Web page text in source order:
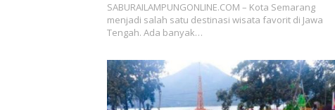
SABURAILAMPUNGONLINE.COM – Kota Semarang
menjadi salah satu destinasi wisata favorit di Jawa
Tengah. Ada banyak…